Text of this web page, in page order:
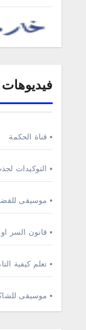
• قناة الحكمة
• التوكيدات
• موسيقى
• قانون السر
• تعلم كيفية
• موسيقى